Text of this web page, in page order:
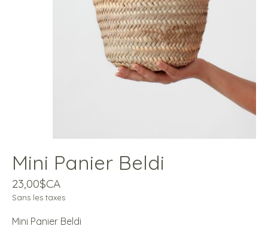
Mini Panier Beldi
23,00$CA
Sans les taxes
Mini Panier Beldi